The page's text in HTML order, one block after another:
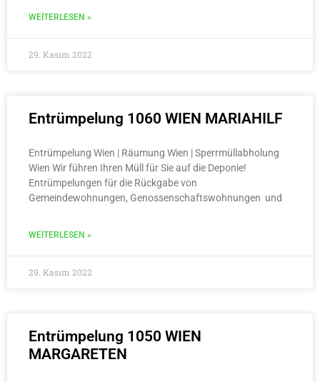
WEITERLESEN »
29. Kasım 2022
Entrümpelung 1060 WIEN MARIAHILF
Entrümpelung Wien | Räumung Wien | Sperrmüllabholung
Wien Wir führen Ihren Müll für Sie auf die Deponie!
Entrümpelungen für die Rückgabe von
Gemeindewohnungen, Genossenschaftswohnungen und
WEITERLESEN »
29. Kasım 2022
Entrümpelung 1050 WIEN
MARGARETEN